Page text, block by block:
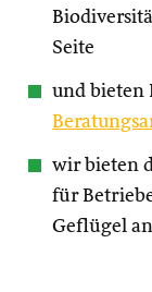
Seite
und bieten
wir bieten
für
Geflügel an